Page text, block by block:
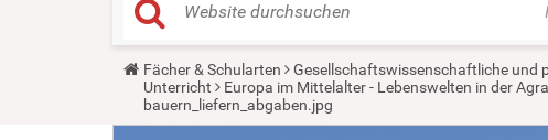
Y
a
Fächer & Schularten Gesellschaftswissenschaftliche und
Unterricht
Europa im Mittelalter - Lebenswelten in der
bauern_liefern_abgaben.jpg